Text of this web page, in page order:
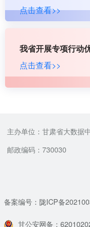
点击查看>>
我省开展专项行动
点击查看>>
主办单位：甘肃省大数据
邮政编码：730030
备案编号：陇ICP备
甘公安网备：